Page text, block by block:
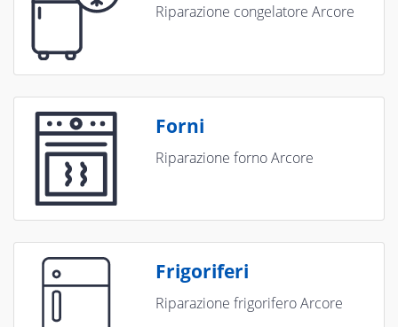
Riparazione congelatore Arcore
Forni
Riparazione forno Arcore
Frigoriferi
Riparazione frigorifero Arcore